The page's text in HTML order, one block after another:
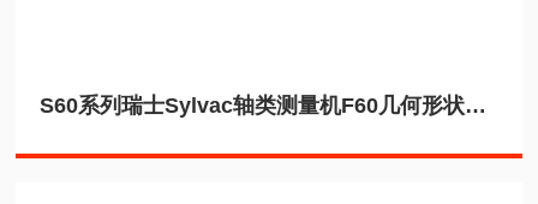
S60系列瑞士Sylvac轴类测量机F60几何形状公差检测